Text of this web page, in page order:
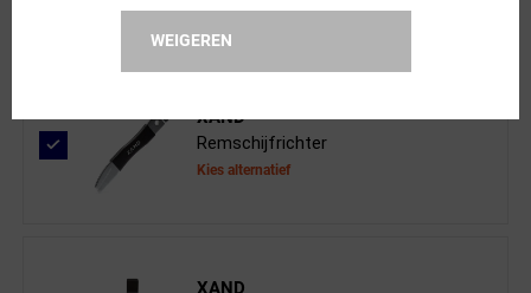
WEIGEREN
XAND
Remschijfrichter
Kies alternatief
XAND